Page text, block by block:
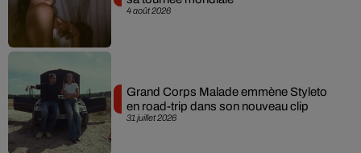
4 août 2026
31 juillet 2026
Grand Corps Malade emmène Styleto
en road-trip dans son nouveau clip